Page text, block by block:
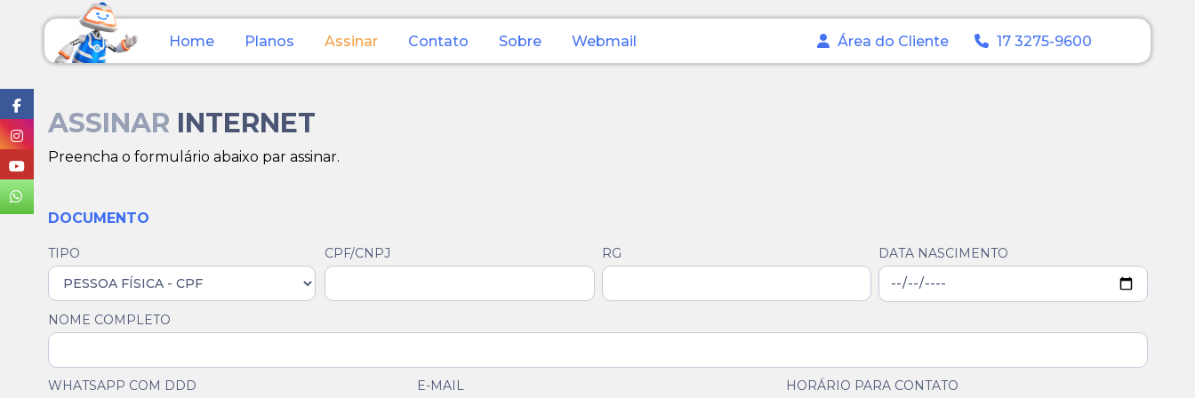
Home Planos Assinar Contato Sobre Webmail Área do Cliente 17 3275-9600
ASSINAR INTERNET
Preencha o formulário abaixo par assinar.
DOCUMENTO
TIPO CPF/CNPJ RG DATA NASCIMENTO
NOME COMPLETO
WHATSAPP COM DDD E-MAIL HORÁRIO PARA CONTATO